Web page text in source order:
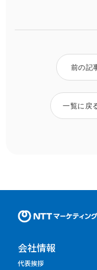
前の記
一覧に戻
会社情報
代表挨拶